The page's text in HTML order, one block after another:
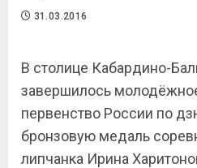
31.03.2016
В столице Кабардино-
завершилось
первенство России по
бронзовую медаль
липчанка Ирина